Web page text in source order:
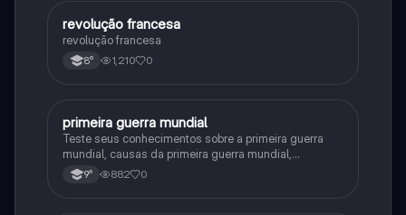
História
revolução francesa
revolução francesa
8° 1,210 0
História
primeira guerra mundial
Teste seus conhecimentos sobre a primeira guerra
mundial, causas da primeira guerra mundial,
consequências da Primeira Guerra Mundial,fases da
primeira guerra mundial
9° 882 0